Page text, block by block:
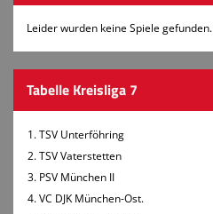
Turnen
Leider wurden keine Spiele gefunden.
Tabelle Kreisliga 7
1. TSV Unterföhring
2. TSV Vaterstetten
3. PSV München II
4. VC DJK München-Ost.